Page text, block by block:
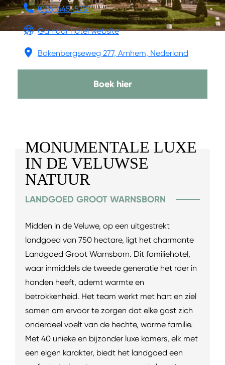
(026) 445-5751
Ga naar hotel website
Bakenbergseweg 277, Arnhem, Nederland
Boek hier
MONUMENTALE LUXE
IN DE VELUWSE
NATUUR
LANDGOED GROOT WARNSBORN
Midden in de Veluwe, op een uitgestrekt
landgoed van 750 hectare, ligt het charmante
Landgoed Groot Warnsborn. Dit familiehotel,
waar inmiddels de tweede generatie het roer in
handen heeft, ademt warmte en
betrokkenheid. Het team werkt met hart en ziel
samen om ervoor te zorgen dat elke gast zich
onderdeel voelt van de hechte, warme familie.
Met 40 unieke en bijzonder luxe kamers, elk met
een eigen karakter, biedt het landgoed een